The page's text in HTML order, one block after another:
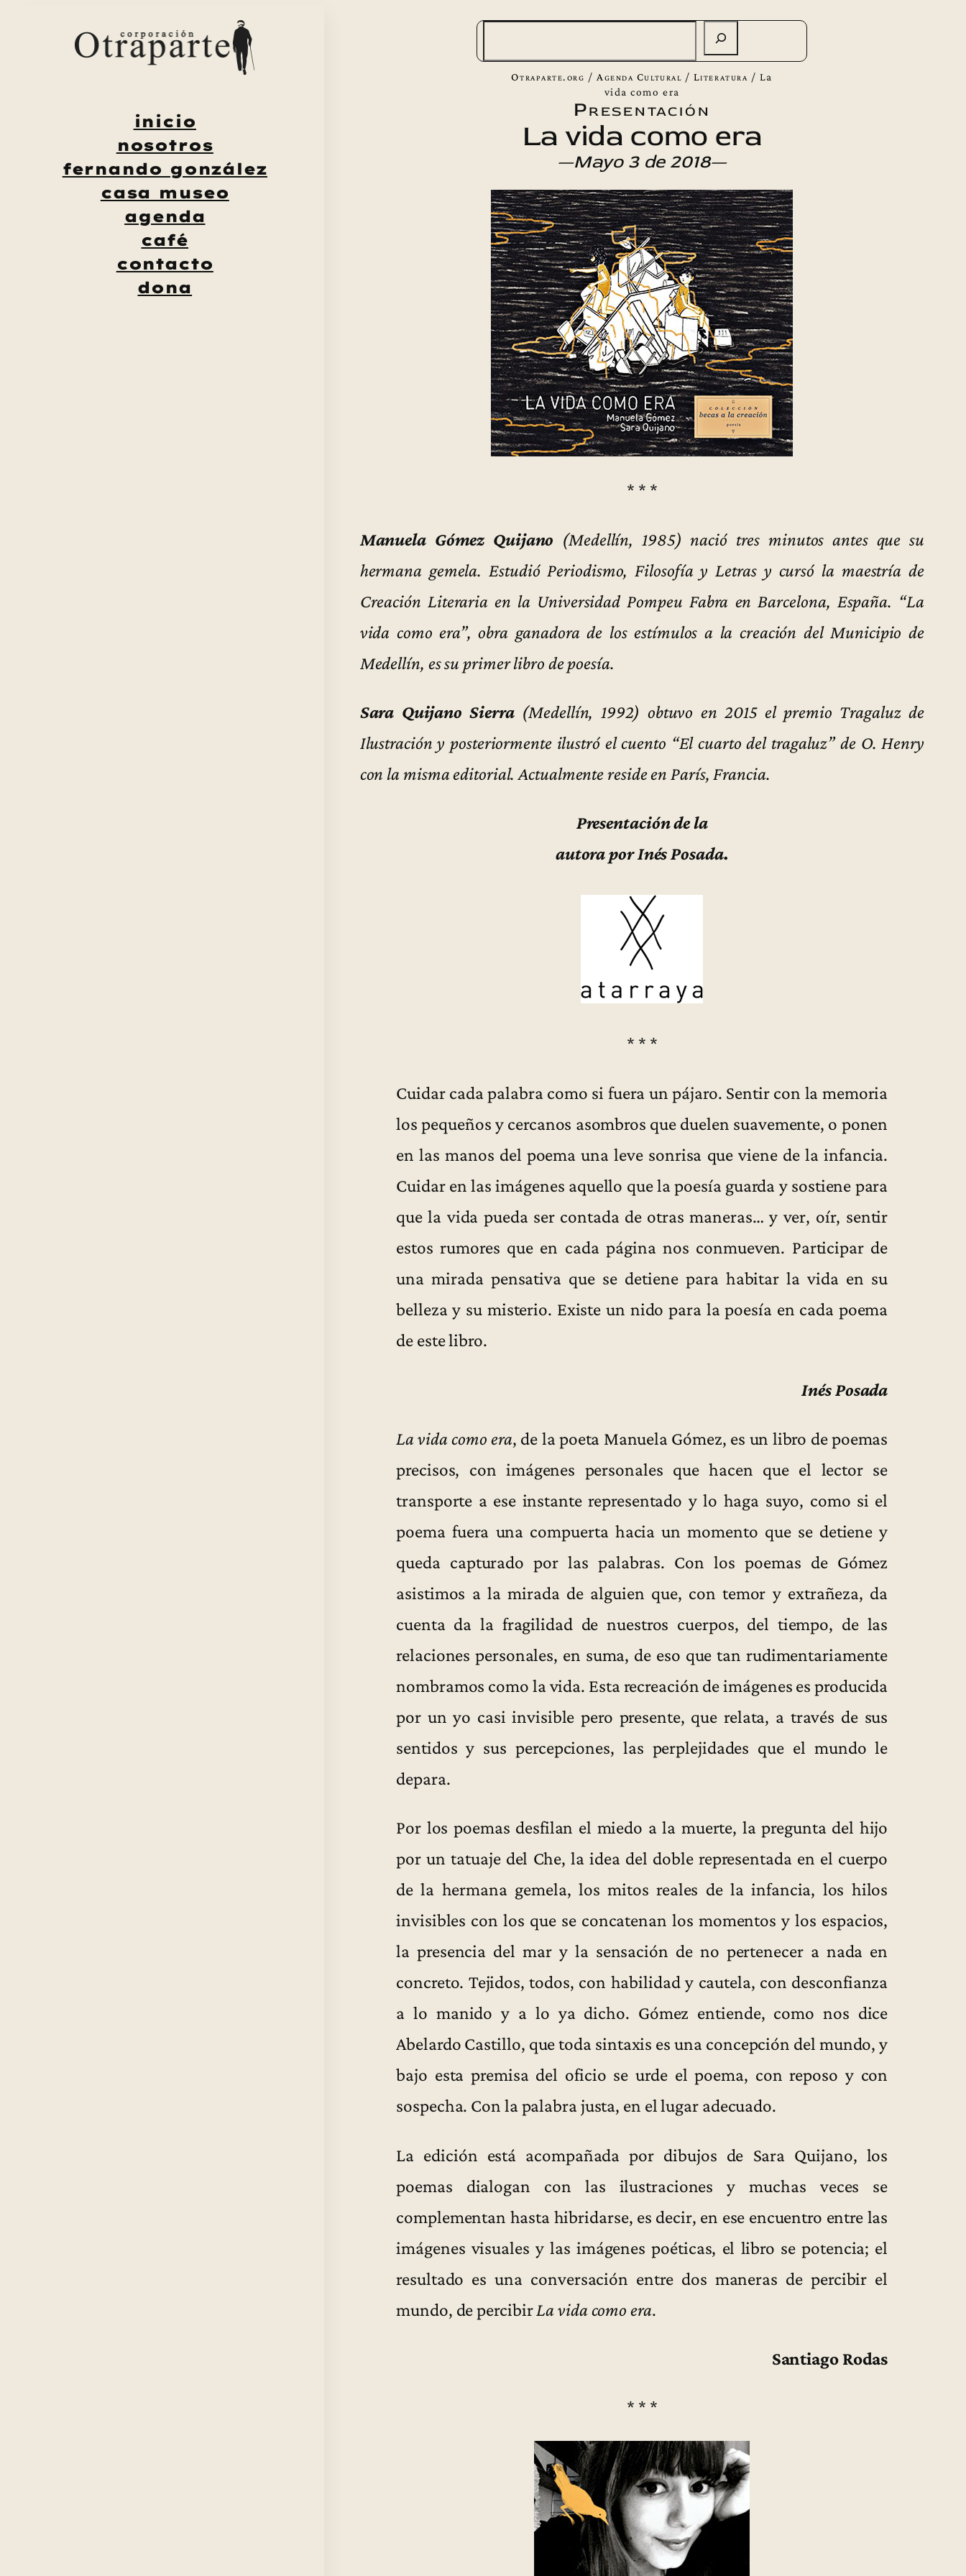
inicio
nosotros
fernando gonzález
casa museo
agenda
café
contacto
dona
Otraparte.org / Agenda Cultural / Literatura / La
vida como era
Presentación
La vida como era
—Mayo 3 de 2018—
* * *
Manuela Gómez Quijano (Medellín, 1985) nació tres minutos antes que su
hermana gemela. Estudió Periodismo, Filosofía y Letras y cursó la maestría de
Creación Literaria en la Universidad Pompeu Fabra en Barcelona, España. “La
vida como era”, obra ganadora de los estímulos a la creación del Municipio de
Medellín, es su primer libro de poesía.
Sara Quijano Sierra(Medellín, 1992) obtuvo en 2015 el premio Tragaluz de
Ilustración y posteriormente ilustró el cuento “El cuarto del tragaluz” de O. Henry
con la misma editorial. Actualmente reside en París, Francia.
Presentación de la
autora por Inés Posada.
* * *
Cuidar cada palabra como si fuera un pájaro. Sentir con la memoria
los pequeños y cercanos asombros que duelen suavemente, o ponen
en las manos del poema una leve sonrisa que viene de la infancia.
Cuidar en las imágenes aquello que la poesía guarda y sostiene para
que la vida pueda ser contada de otras maneras… y ver, oír, sentir
estos rumores que en cada página nos conmueven. Participar de
una mirada pensativa que se detiene para habitar la vida en su
belleza y su misterio. Existe un nido para la poesía en cada poema
de este libro.
Inés Posada
La vida como era, de la poeta Manuela Gómez, es un libro de poemas
precisos, con imágenes personales que hacen que el lector se
transporte a ese instante representado y lo haga suyo, como si el
poema fuera una compuerta hacia un momento que se detiene y
queda capturado por las palabras. Con los poemas de Gómez
asistimos a la mirada de alguien que, con temor y extrañeza, da
cuenta da la fragilidad de nuestros cuerpos, del tiempo, de las
relaciones personales, en suma, de eso que tan rudimentariamente
nombramos como la vida. Esta recreación de imágenes es producida
por un yo casi invisible pero presente, que relata, a través de sus
sentidos y sus percepciones, las perplejidades que el mundo le
depara.
Por los poemas desfilan el miedo a la muerte, la pregunta del hijo
por un tatuaje del Che, la idea del doble representada en el cuerpo
de la hermana gemela, los mitos reales de la infancia, los hilos
invisibles con los que se concatenan los momentos y los espacios,
la presencia del mar y la sensación de no pertenecer a nada en
concreto. Tejidos, todos, con habilidad y cautela, con desconfianza
a lo manido y a lo ya dicho. Gómez entiende, como nos dice
Abelardo Castillo, que toda sintaxis es una concepción del mundo, y
bajo esta premisa del oficio se urde el poema, con reposo y con
sospecha. Con la palabra justa, en el lugar adecuado.
La edición está acompañada por dibujos de Sara Quijano, los
poemas dialogan con las ilustraciones y muchas veces se
complementan hasta hibridarse, es decir, en ese encuentro entre las
imágenes visuales y las imágenes poéticas, el libro se potencia; el
resultado es una conversación entre dos maneras de percibir el
mundo, de percibir La vida como era.
Santiago Rodas
* * *